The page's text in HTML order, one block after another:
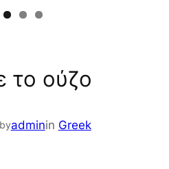
το ούζο
adminin Greek